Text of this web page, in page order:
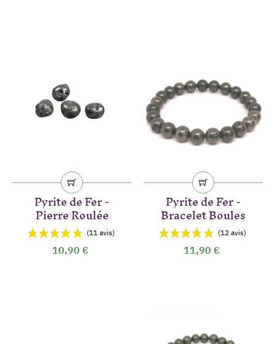
Pyrite de Fer -
Pierre Roulée
10,90 €
Pyrite de Fer -
Bracelet Boules
11,90 €